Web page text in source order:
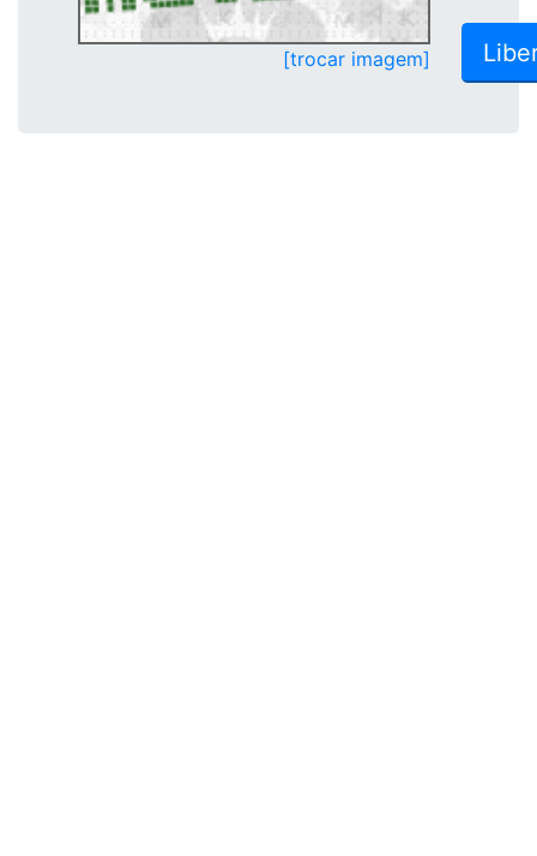
[trocar imagem]